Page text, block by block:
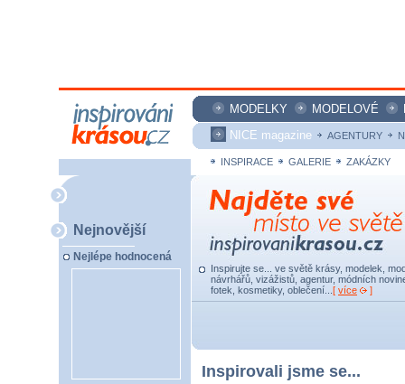
MODELKY MODELOVÉ
NICE magazine
AGENTURY
INSPIRACE GALERIE ZAKÁZKY
Nejnovější
Nejlépe hodnocená
Inspirujte se... ve světě krásy, modelek,
návrhářů, vizážistů, agentur, módních
fotek, kosmetiky, oblečení... [ více ]
Inspirovali jsme se...